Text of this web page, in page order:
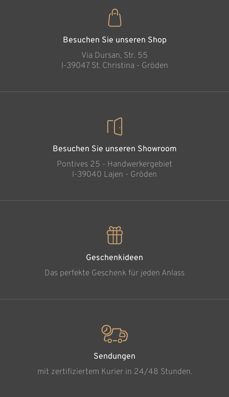
Jesukind ohne
Hinzugefügt zum
Warenkorb
Besuchen Sie unseren Shop
Via Dursan, Str. 55
l-39047 St. Christina - Gröden
Besuchen Sie unseren Showroom
Pontives 25 - Handwerkergebiet
l-39040 Lajen - Gröden
Geschenkideen
Das perfekte Geschenk für jeden Anlass
Sendungen
mit zertifiziertem Kurier in 24/48 Stunden.